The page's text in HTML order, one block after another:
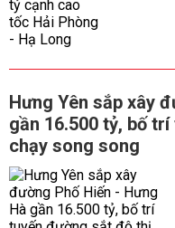
Hưng Yên sắp xây
gần 16.500 tỷ, bố
chạy song song